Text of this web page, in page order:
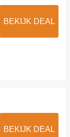
BEKIJK DEAL
BEKIJK DEAL